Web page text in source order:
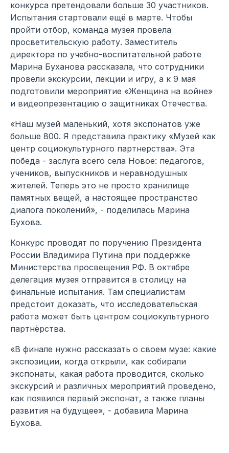
конкурса претендовали больше 30 участников.
Испытания стартовали ещё в марте. Чтобы
пройти отбор, команда музея провела
просветительскую работу. Заместитель
директора по учебно-воспитательной работе
Марина Буханова рассказала, что сотрудники
провели экскурсии, лекции и игру, а к 9 мая
подготовили мероприятие «Женщина на войне»
и видеопрезентацию о защитниках Отечества.
«Наш музей маленький, хотя экспонатов уже
больше 800. Я представила практику «Музей как
центр социокультурного партнерства». Эта
победа - заслуга всего села Новое: педагогов,
учеников, выпускников и неравнодушных
жителей. Теперь это не просто хранилище
памятных вещей, а настоящее пространство
диалога поколений», - поделилась Марина
Бухова.
Конкурс проводят по поручению Президента
России Владимира Путина при поддержке
Министерства просвещения РФ. В октябре
делегация музея отправится в столицу на
финальные испытания. Там специалистам
предстоит доказать, что исследовательская
работа может быть центром социокультурного
партнёрства.
«В финале нужно рассказать о своем музе: какие
экспозиции, когда открыли, как собирали
экспонаты, какая работа проводится, сколько
экскурсий и различных мероприятий проведено,
как появился первый экспонат, а также планы
развития на будущее», - добавила Марина
Бухова.